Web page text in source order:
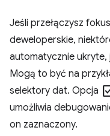
Jeśli przełączysz
deweloperskie,
automatycznie ukryte,
Mogą to być na
selektory dat. Opcja
umożliwia
on zaznaczony.